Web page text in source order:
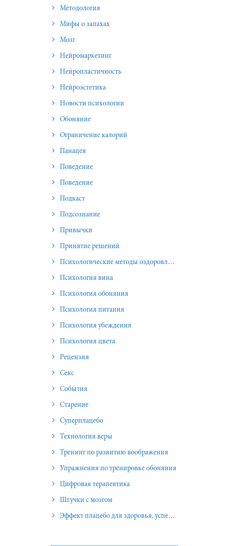
Методология
Мифы о запахах
Мозг
Нейромаркетинг
Нейропластичность
Нейроэстетика
Новости психологии
Обоняние
Ограничение калорий
Панацея
Поведение
Поведение
Подкаст
Подсознание
Привычки
Принятие решений
Психологические методы оздоровления и омоложения
Психология вина
Психология обоняния
Психология питания
Психология убеждения
Психология цвета
Рецензия
Секс
События
Старение
Суперплацебо
Технология веры
Тренинг по развитию воображения
Упражнения по тренировке обоняния
Цифровая терапевтика
Штучки с мозгом
Эффект плацебо для здоровья, успеха и отношений